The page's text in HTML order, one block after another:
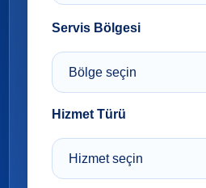
Servis Bölgesi
Hizmet Türü